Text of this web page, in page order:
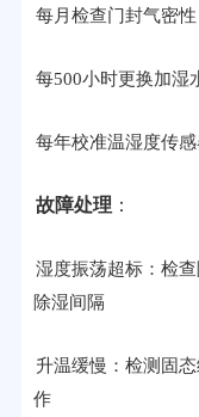
每月检查门封气密性
每500小时更换加湿
每年校准温湿度传
故障处理 ：
湿度振荡超标：检
除湿间隔
升温缓慢：检测固
作